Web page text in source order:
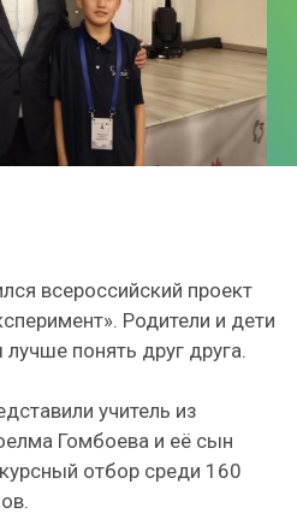
всероссийский проект
Родители и дети
понять друг друга.
учитель из
Гомбоева и её сын
отбор среди 160